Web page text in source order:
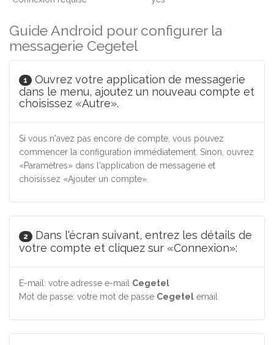
Guide Android pour configurer la
messagerie Cegetel
1
Ouvrez votre application de messagerie
dans le menu, ajoutez un nouveau compte et
choisissez «Autre».
Si vous n'avez pas encore de compte, vous pouvez
commencer la configuration immédiatement. Sinon, ouvrez
«Paramètres» dans l'application de messagerie et
choisissez «Ajouter un compte».
2
Dans l'écran suivant, entrez les détails de
votre compte et cliquez sur «Connexion»:
E-mail: votre adresse e-mail Cegetel
Mot de passe: votre mot de passe Cegetel email